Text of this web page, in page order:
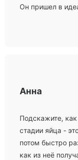
Он пришел в
Анна
Подскажите, как
стадии яйца -
потом быстро
как из неё